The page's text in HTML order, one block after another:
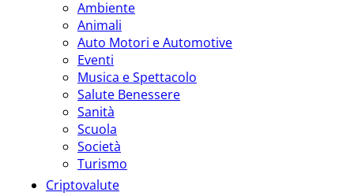
Ambiente
Animali
Auto Motori e Automotive
Eventi
Musica e Spettacolo
Salute Benessere
Sanità
Scuola
Società
Turismo
Criptovalute